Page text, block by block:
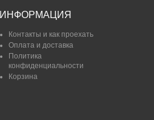
ИНФОРМАЦИЯ
Контакты и как проехать
Оплата и доставка
Политика
конфиденциальности
Корзина